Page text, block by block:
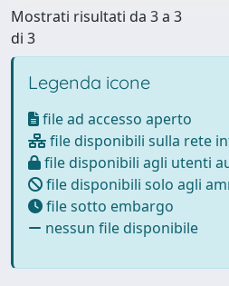
Mostrati risultati da 3 a 3
di 3
Legenda icone
file ad accesso aperto
file disponibili sulla rete
file disponibili agli utenti
file disponibili solo agli
file sotto embargo
nessun file disponibile